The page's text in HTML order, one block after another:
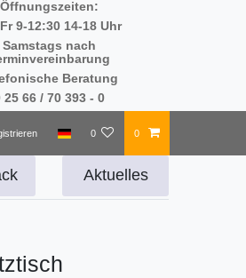
Öffnungszeiten:
9-12:30 14-18 Uhr
Samstags nach
Beratung
25 66 / 70 393 - 0
0 0
Aktuelles